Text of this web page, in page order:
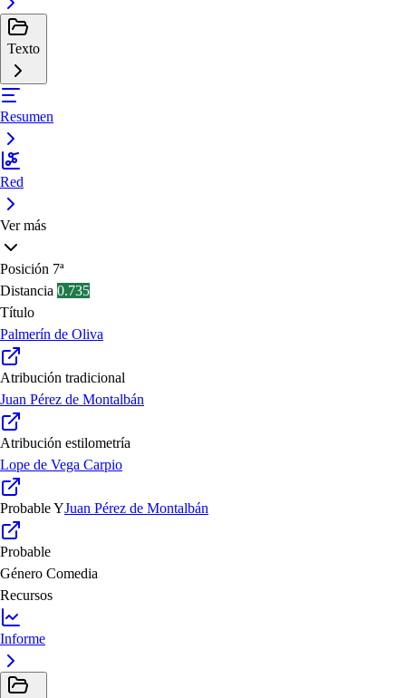
Texto
Resumen
Red
Ver más
Posición 7ª
Distancia 0.735
Título
Palmerín de Oliva
Atribución tradicional
Juan Pérez de Montalbán
Atribución estilometría
Lope de Vega Carpio
ProbableYJuan Pérez de Montalbán
Probable
Género Comedia
Recursos
Informe